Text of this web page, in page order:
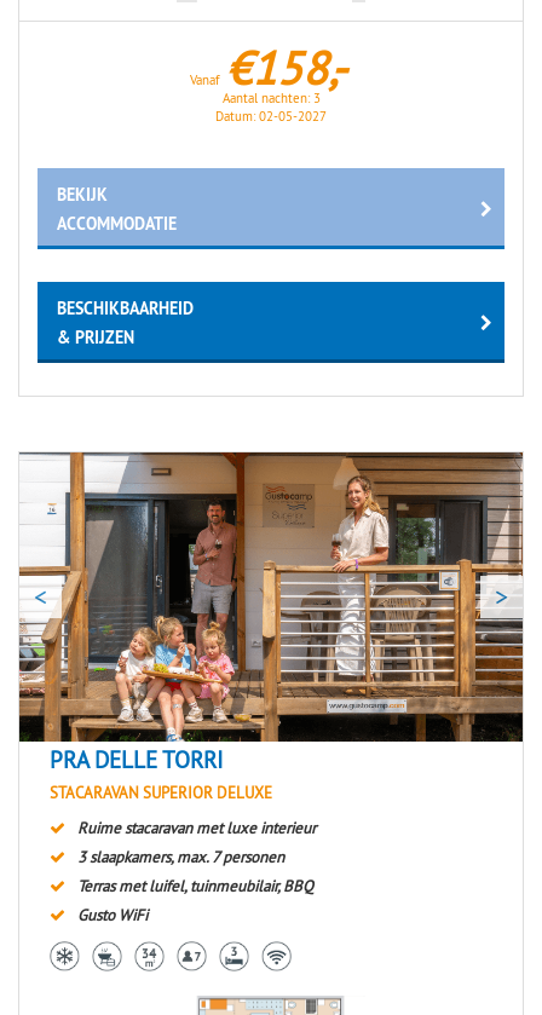
Vanaf €158,-
Aantal nachten: 3
Datum:02-05-2027
BEKIJK
ACCOMMODATIE
BESCHIKBAARHEID
& PRIJZEN
< >
PRA DELLE TORRI
STACARAVAN SUPERIOR DELUXE
Ruime stacaravan met luxe interieur
3 slaapkamers, max. 7 personen
Terras met luifel, tuinmeubilair, BBQ
Gusto WiFi